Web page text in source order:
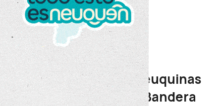
Educación
Inclusión
Escuelas especiales neuquinas
festejaron el Día de la Bandera